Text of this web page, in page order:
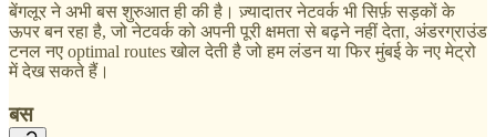
बेंगलूर ने अभी बस शुरुआत ही की है। ज़्यादातर नेटवर्क भी सिर्फ़ सड़कों के
ऊपर बन रहा है, जो नेटवर्क को अपनी पूरी क्षमता से बढ़ने नहीं देता, अंडरग्राउंड
टनल नए optimal routes खोल देती है जो हम लंडन या फिर मुंबई के नए मेट्रो
में देख सकते हैं।
बस